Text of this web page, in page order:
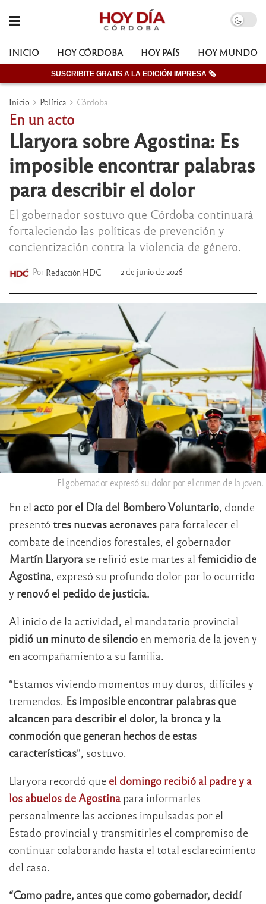
INICIO HOY CÓRDOBA HOY PAÍS HOY MUNDO
SUSCRIBITE GRATIS A LA EDICIÓN IMPRESA 🗞
Inicio Política Córdoba
En un acto
Llaryora sobre Agostina: Es
imposible encontrar palabras
para describir el dolor
El gobernador sostuvo que Córdoba continuará
fortaleciendo las políticas de prevención y
concientización contra la violencia de género.
Por Redacción HDC 2 de junio de 2026
El gobernador expresó su dolor por el crimen de la joven.
En el acto por el Día del Bombero Voluntario, donde
presentó tres nuevas aeronaves para fortalecer el
combate de incendios forestales, el gobernador
Martín Llaryora se refirió este martes al femicidio de
Agostina, expresó su profundo dolor por lo ocurrido
y renovó el pedido de justicia.
Al inicio de la actividad, el mandatario provincial
pidió un minuto de silencio en memoria de la joven y
en acompañamiento a su familia.
“Estamos viviendo momentos muy duros, difíciles y
tremendos. Es imposible encontrar palabras que
alcancen para describir el dolor, la bronca y la
conmoción que generan hechos de estas
características”, sostuvo.
Llaryora recordó que el domingo recibió al padre y a
los abuelos de Agostina para informarles
personalmente las acciones impulsadas por el
Estado provincial y transmitirles el compromiso de
continuar colaborando hasta el total esclarecimiento
del caso.
“Como padre, antes que como gobernador, decidí